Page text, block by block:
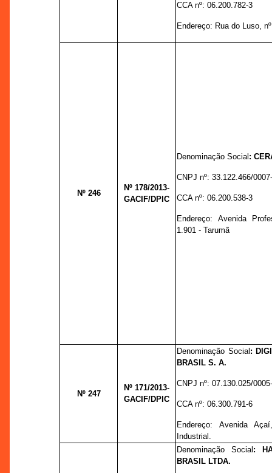
CCA nº:06.200.782-3
Endereço: Rua do Luso,
Nº 246
Nº 178/2013-
GACIF/DPIC
Denominação Social :
CNPJ nº:33.122.466/
CCA nº:06.200.538-3
Endereço: Avenida
1.901 - Tarumã
Nº 247
Nº 171/2013-
GACIF/DPIC
Denominação Social :
BRASIL S. A.
CNPJ nº:07.130.025/
CCA nº:06.300.791-6
Endereço: Avenida
Industrial.
Denominação Social :
BRASIL LTDA.